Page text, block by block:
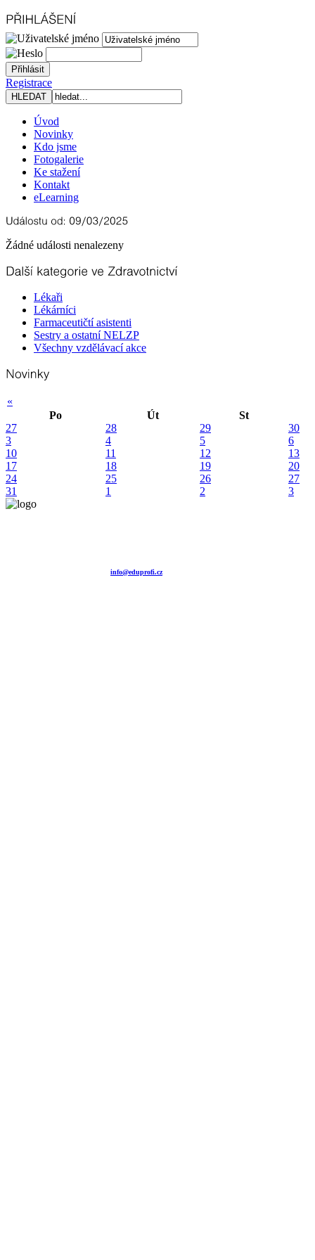
Registrace
Úvod
Novinky
Kdo jsme
Fotogalerie
Ke stažení
Kontakt
eLearning
Žádné události nenalezeny
Lékaři
Lékárníci
Farmaceutičtí asistenti
Sestry a ostatní NELZP
Všechny vzdělávací akce
«
Po
Út
St
27
28 29
30
3
4 5
6
10
11 12
13
17
18 19
20
24
25 26
27
31
1 2 3
info@eduprofi.cz